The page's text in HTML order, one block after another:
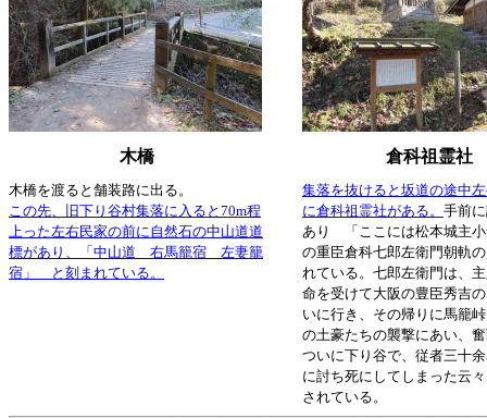
木橋 倉科祖霊社
木橋を渡ると舗装路に出る。
この先、旧下り谷村集落に入ると70m程
上った左右民家の前に自然石の中山道道
標があり、「中山道 右馬籠宿 左妻籠
宿」 と刻まれている。
集落を抜けると坂道の途中
に倉科祖霊社がある。 手前
あり 「ここには松本城主
の重臣倉科七郎左衛門朝軌
れている。七郎左衛門は、
命を受けて大阪の豊臣秀吉
いに行き、その帰りに馬籠
の土豪たちの襲撃にあい、
ついに下り谷で、従者三十
に討ち死にしてしまった云
されている。